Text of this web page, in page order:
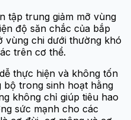
tập trung giảm mỡ vùng
độ săn chắc của bắp
vùng chi dưới thường khó
trên cơ thể.
thực hiện và không tốn
bộ trong sinh hoạt hằng
không chỉ giúp tiêu hao
sức mạnh cho các